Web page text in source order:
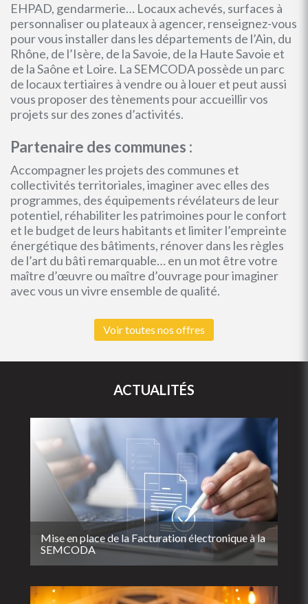
EHPAD, gendarmerie… Locaux achevés, surfaces à
personnaliser ou plateaux à agencer, renseignez-vous
pour vous installer dans les départements de l’Ain, du
Rhône, de l’Isère, de la Savoie, de la Haute Savoie et
de la Saône et Loire. La SEMCODA possède un parc
de locaux tertiaires à vendre ou à louer et peut aussi
vous proposer des tènements pour accueillir vos
projets sur des zones d’activités.
Partenaire des communes :
Accompagner les projets des communes et
collectivités territoriales, imaginer avec elles des
programmes, des équipements révélateurs de leur
potentiel, réhabiliter les patrimoines pour le confort
et le budget de leurs habitants et limiter l’empreinte
énergétique des bâtiments, rénover dans les règles
de l’art du bâti remarquable… en un mot être votre
maître d’œuvre ou maître d’ouvrage pour imaginer
avec vous un vivre ensemble de qualité.
Voir toutes nos offres
ACTUALITÉS
Mise en place de la Facturation électronique à la
SEMCODA